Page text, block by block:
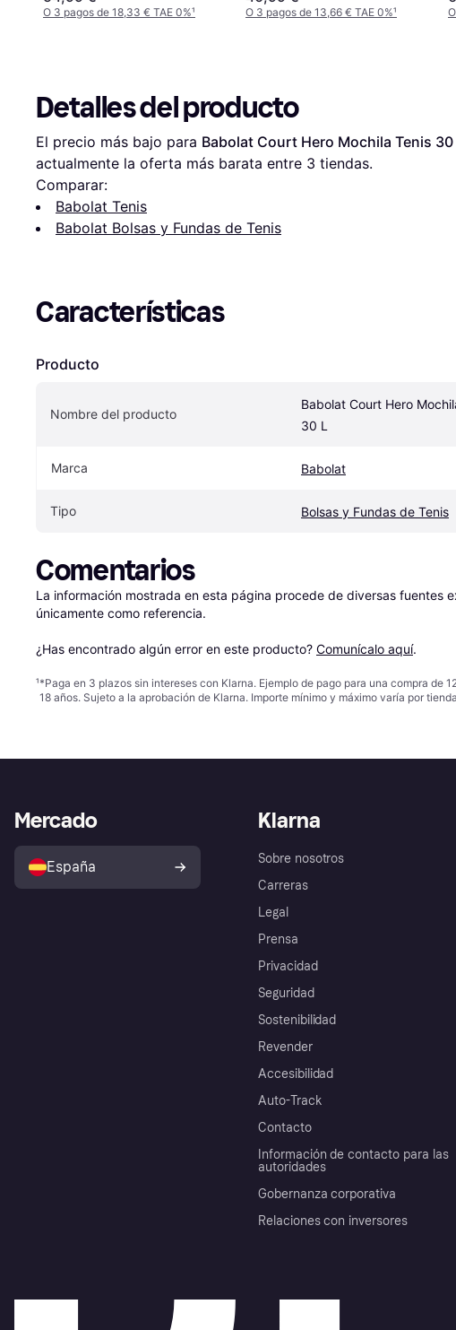
O 3 pagos de 18,33 € TAE 0%¹ O 3 pagos de 13,66 € TAE 0%¹
Detalles del producto
El precio más bajo para Babolat Court Hero Mochila Tenis 30
actualmente la oferta más barata entre 3 tiendas.
Comparar:
Babolat Tenis
Babolat Bolsas y Fundas de Tenis
Características
Producto
Nombre del producto
Babolat Court Hero
30 L
Marca Babolat
Tipo Bolsas y Fundas de Tenis
Comentarios
La información mostrada en esta página procede de diversas fuentes
únicamente como referencia.
¿Has encontrado algún error en este producto? Comunícalo aquí.
¹*Paga en 3 plazos sin intereses con Klarna. Ejemplo de pago para una compra de
18 años. Sujeto a la aprobación de Klarna. Importe mínimo y máximo varía por
Klarna
Sobre nosotros
Carreras
Legal
Prensa
Privacidad
Seguridad
Sostenibilidad
Revender
Accesibilidad
Auto-Track
Contacto
Información de contacto para las
autoridades
Gobernanza corporativa
Relaciones con inversores
Mercado
España